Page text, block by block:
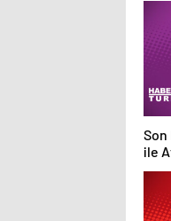
Son
ile